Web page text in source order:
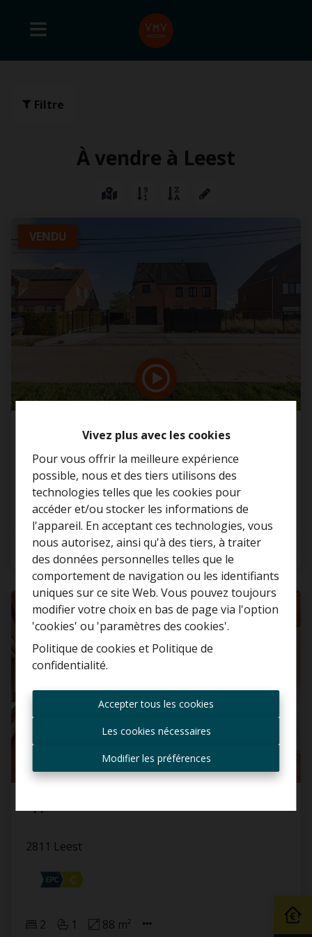
Vivez plus avec les cookies
Pour vous offrir la meilleure expérience
possible, nous et des tiers utilisons des
technologies telles que les cookies pour
accéder et/ou stocker les informations de
l'appareil. En acceptant ces technologies, vous
nous autorisez, ainsi qu'à des tiers, à traiter
des données personnelles telles que le
comportement de navigation ou les identifiants
uniques sur ce site Web. Vous pouvez toujours
modifier votre choix en bas de page via l'option
'cookies' ou 'paramètres des cookies'.
Politique de cookies et Politique de
confidentialité.
Accepter tous les cookies
Les cookies nécessaires
Modifier les préférences
Filtre
À vendre à Leest
VENDU
2811 Leest
VENDU
2811 Leest
2 1 88 m²
Curieux de connaître la
valeur de votre maison ?
Estimation gratuite
Toujours être le premier
informé des nouvelles
offres ?
mail